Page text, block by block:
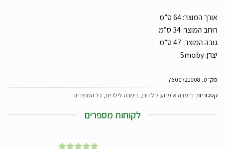
אורך המוצר: 64 ס”מ
רוחב המוצר: 34 ס”מ
גובה המוצר: 47 ס”מ
יצרן: Smoby
מק"ט: 7600721008
קטגוריות: בימבה אופנוע לילדים, בימבה לילדים, כל המוצרים
לקוחות מספרים